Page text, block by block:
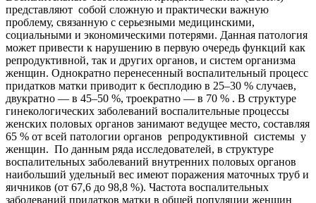
представляют собой сложную и практически важную
проблему, связанную с серьезными медицинскими,
социальными и экономическими потерями. Данная патология
может привести к нарушению в первую очередь функций как
репродуктивной, так и других органов, и систем организма
женщин. Однократно перенесенный воспалительный процесс
придатков матки приводит к бесплодию в 25–30 % случаев,
двукратно — в 45–50 %, троекратно — в 70 % . В структуре
гинекологических заболеваний воспалительные процессы
женских половых органов занимают ведущее место, составляя
65 % от всей патологии органов репродуктивной системы у
женщин. По данным ряда исследователей, в структуре
воспалительных заболеваний внутренних половых органов
наибольший удельный вес имеют поражения маточных труб и
яичников (от 67,6 до 98,8 %). Частота воспалительных
заболеваний придатков матки в общей популяции женщин